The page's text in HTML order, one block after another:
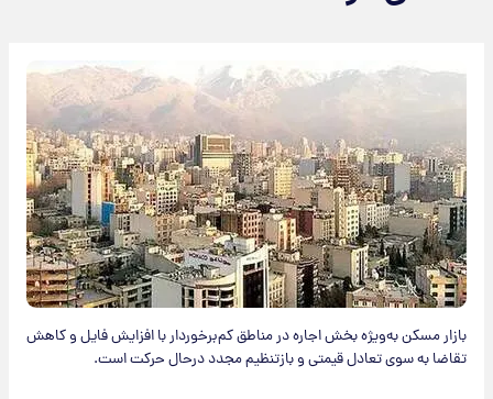
بازار مسکن به‌ویژه بخش اجاره در مناطق کم‌برخوردار با افزایش فایل و کاهش
تقاضا به‌ سوی تعادل قیمتی و بازتنظیم مجدد درحال حرکت است.